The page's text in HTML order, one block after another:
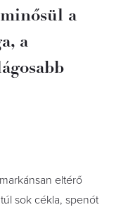
a
a
eltérő
sok cékla, spenót